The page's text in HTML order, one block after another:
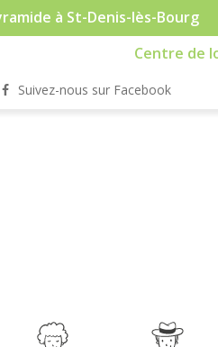
à St-Denis-lès-Bourg
Centre de
Suivez-nous sur Facebook